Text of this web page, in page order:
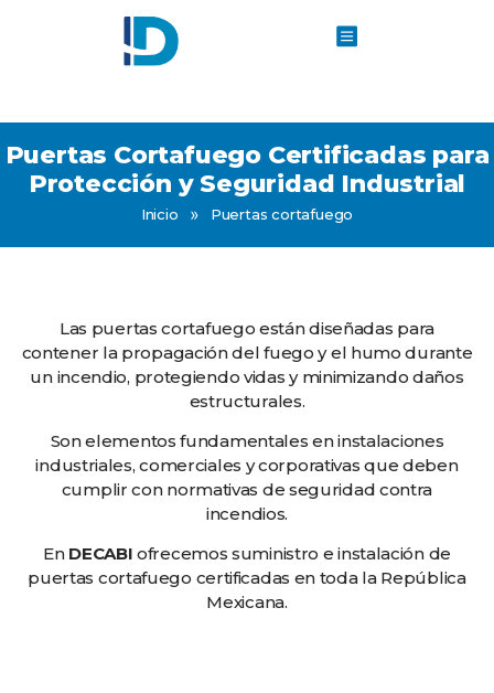
Puertas Cortafuego Certificadas para
Protección y Seguridad Industrial
Inicio » Puertas cortafuego
Las puertas cortafuego están diseñadas para
contener la propagación del fuego y el humo durante
un incendio, protegiendo vidas y minimizando daños
estructurales.
Son elementos fundamentales en instalaciones
industriales, comerciales y corporativas que deben
cumplir con normativas de seguridad contra
incendios.
En DECABI ofrecemos suministro e instalación de
puertas cortafuego certificadas en toda la República
Mexicana.